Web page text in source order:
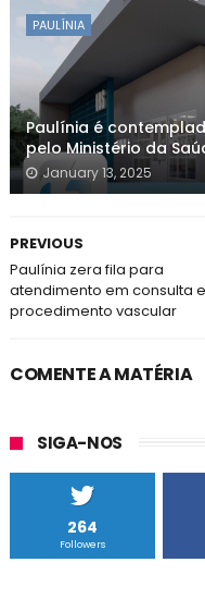
PAULÍNIA
Paulínia é
pelo Ministério da
January 13, 2025
PREVIOUS
Paulínia zera fila para
atendimento em consulta e
procedimento vascular
COMENTE A MATÉRIA
SIGA-NOS
264
Followers